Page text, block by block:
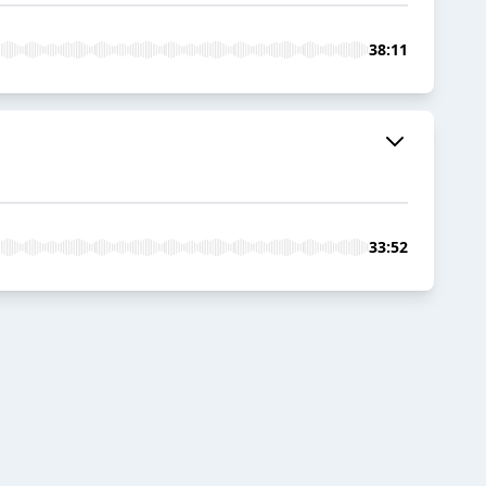
38:11
33:52